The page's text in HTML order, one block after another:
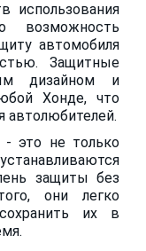
использования
автомобиля
Защитные
дизайном и
Хонде, что
автолюбителей.
это не только
защиты без
они легко
их в